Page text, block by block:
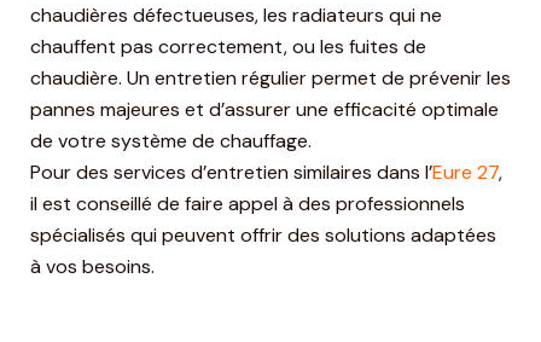
chaudières défectueuses, les radiateurs qui ne
chauffent pas correctement, ou les fuites de
chaudière. Un entretien régulier permet de prévenir les
pannes majeures et d’assurer une efficacité optimale
de votre système de chauffage.
Pour des services d’entretien similaires dans l’Eure 27,
il est conseillé de faire appel à des professionnels
spécialisés qui peuvent offrir des solutions adaptées
à vos besoins.